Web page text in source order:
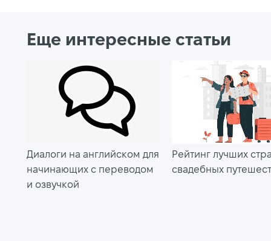
Еще интересные статьи
Диалоги на английском для
начинающих с переводом
и озвучкой
Рейтинг лучших
свадебных